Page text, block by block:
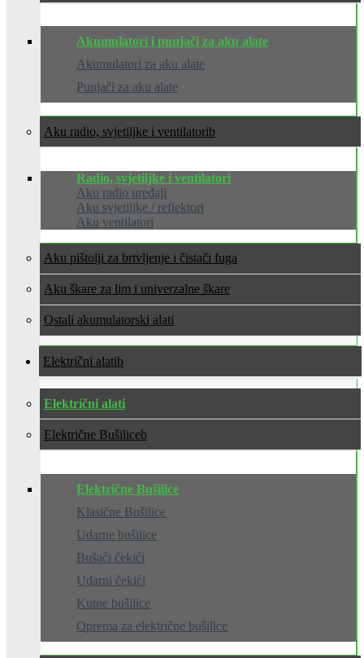
Akumulatori i punjači za aku alate
Akumulatori za aku alate
Punjači za aku alate
Aku radio, svjetiljke i ventilatori
Radio, svjetiljke i ventilatori
Aku radio uređaji
Aku svjetiljke / reflektori
Aku ventilatori
Aku pištolji za brtvljenje i čistači fuga
Aku škare za lim i univerzalne škare
Ostali akumulatorski alati
Električni alati
Električni alati
Električne Bušilice
Električne Bušilice
Klasične Bušilice
Udarne bušilice
Bušaći čekići
Udarni čekići
Kutne bušilice
Oprema za električne bušilice